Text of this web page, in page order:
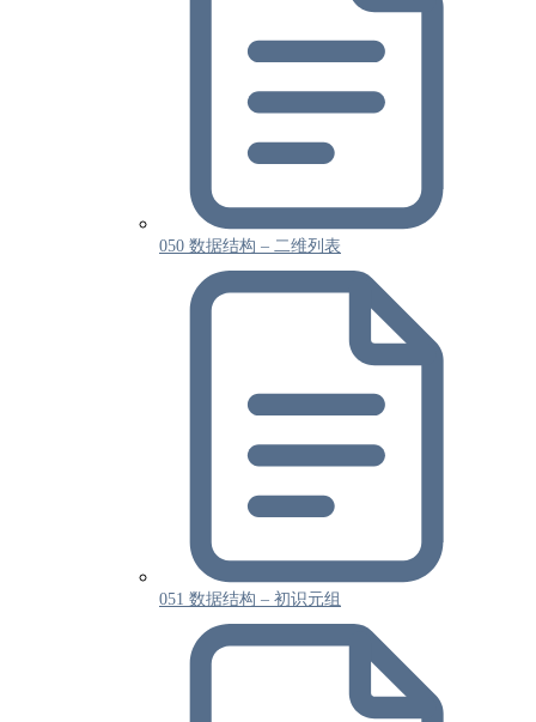
050 数据结构 – 二维列表
051 数据结构 – 初识元组